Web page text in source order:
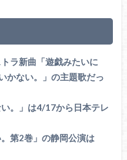
ラ新曲「遊戯みたいに
かない。」の主題歌だっ
。」は4/17から日本テレ
第2巻」の静岡公演は